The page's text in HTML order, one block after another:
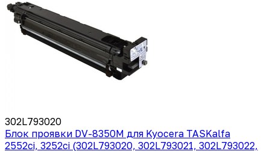
302L793020
Блок проявки DV-8350M для Kyocera TASKalfa
2552ci, 3252ci (302L793020, 302L793021, 302L793022,